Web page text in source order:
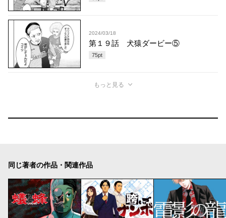
2024/03/18
第１９話 犬猿ダービー⑤
75pt
もっと見る
同じ著者の作品・関連作品